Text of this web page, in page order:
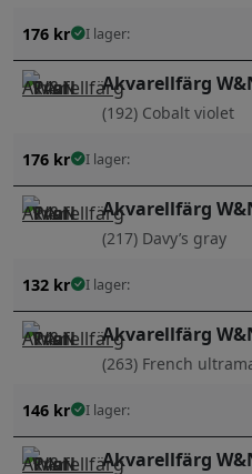
176 kr I lager:
Akvarellfärg
(192) Cobalt violet
176 kr I lager:
Akvarellfärg
(217) Davy’s gray
132 kr I lager:
Akvarellfärg
(263) French
146 kr I lager:
Akvarellfärg